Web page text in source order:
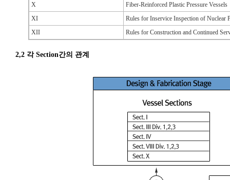
X
Fiber-Reinforced Plastic Pressure Vessels
XI
Rules for Inservice Inspection of Nuclear
XII
Rules for Construction and Continued
2,2 각 Section간의 관계